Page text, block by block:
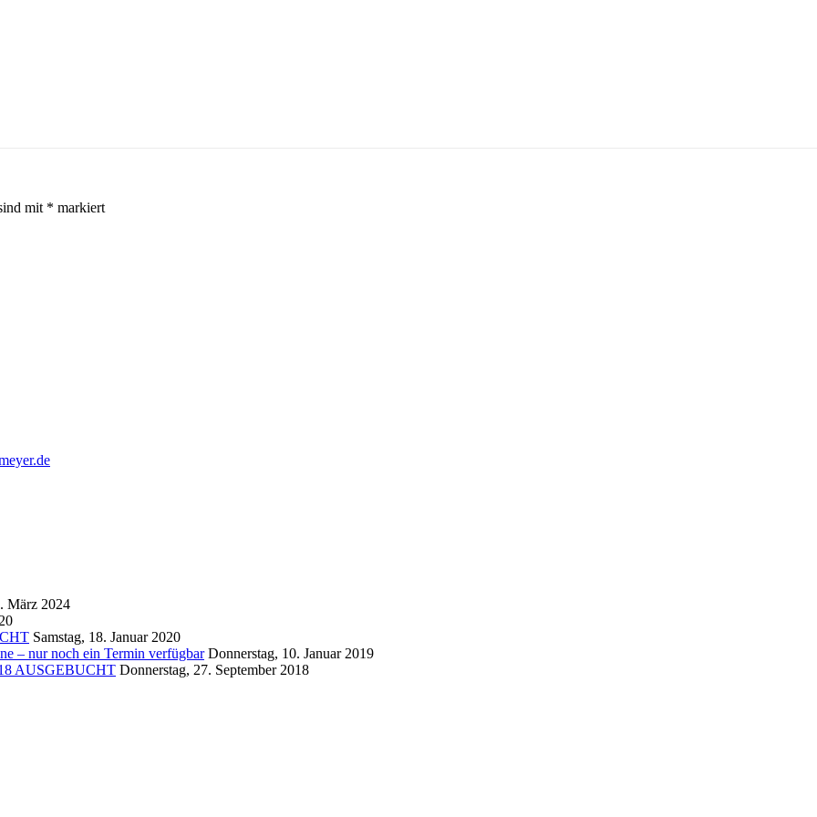
mit * markiert
März 2024
Samstag, 18. Januar 2020
– nur noch ein Termin verfügbar Donnerstag, 10. Januar 2019
AUSGEBUCHT Donnerstag, 27. September 2018